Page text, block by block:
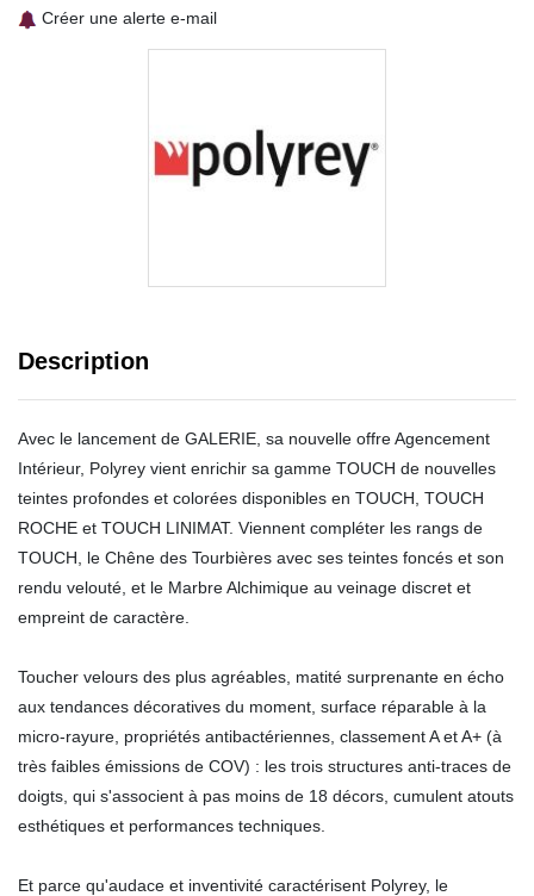
Créer une alerte e-mail
Description
Avec le lancement de GALERIE, sa nouvelle offre Agencement
Intérieur, Polyrey vient enrichir sa gamme TOUCH de nouvelles
teintes profondes et colorées disponibles en TOUCH, TOUCH
ROCHE et TOUCH LINIMAT. Viennent compléter les rangs de
TOUCH, le Chêne des Tourbières avec ses teintes foncés et son
rendu velouté, et le Marbre Alchimique au veinage discret et
empreint de caractère.
Toucher velours des plus agréables, matité surprenante en écho
aux tendances décoratives du moment, surface réparable à la
micro-rayure, propriétés antibactériennes, classement A et A+ (à
très faibles émissions de COV) : les trois structures anti-traces de
doigts, qui s'associent à pas moins de 18 décors, cumulent atouts
esthétiques et performances techniques.
Et parce qu'audace et inventivité caractérisent Polyrey, le